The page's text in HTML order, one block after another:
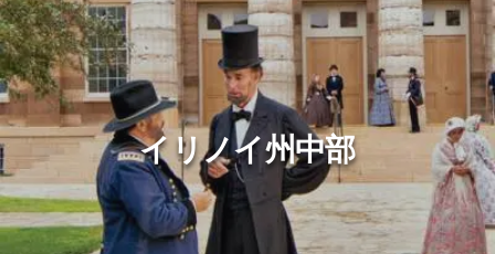
イリノイ州中部